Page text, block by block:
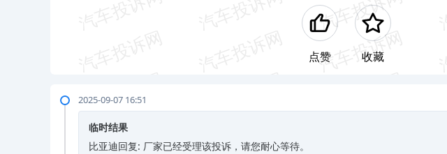
点赞 收藏
2025-09-07 16:51
临时结果
比亚迪回复: 厂家已经受理该投诉，请您耐心等待。